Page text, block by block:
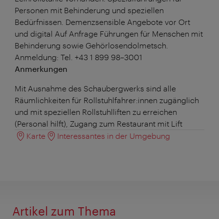
Personen mit Behinderung und speziellen
Bedürfnissen. Demenzsensible Angebote vor Ort
und digital Auf Anfrage Führungen für Menschen mit
Behinderung sowie Gehörlosendolmetsch.
Anmeldung: Tel. +43 1 899 98–3001
Anmerkungen
Mit Ausnahme des Schaubergwerks sind alle
Räumlichkeiten für Rollstuhlfahrer:innen zugänglich
und mit speziellen Rollstuhlliften zu erreichen
(Personal hilft), Zugang zum Restaurant mit Lift
Karte
Interessantes in der Umgebung
Artikel zum Thema